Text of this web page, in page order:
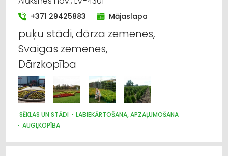
Degvielas, naftas produktu tirdzniecība
Higiēnas preces
+371 29425883 Mājaslapa
puķu stādi, dārza zemenes,
Svaigas zemenes,
Dārzkopība
SĒKLAS UN STĀDI
LABIEKĀRTOŠANA, APZAĻUMOŠANA
AUGĻKOPĪBA